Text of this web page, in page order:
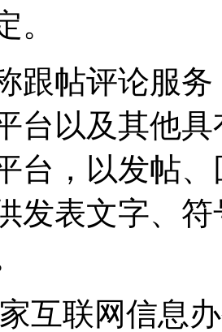
。
跟帖评论服
台以及其他
台，以发帖
发表文字、
互联网信息